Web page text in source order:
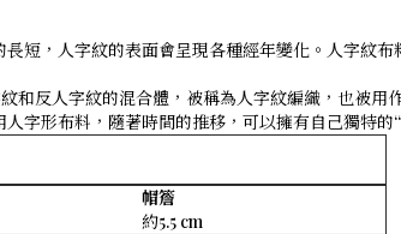
短，人字紋的表面會呈現各種經年變化。人字紋
反人字紋的混合體，被稱為人字紋編織，也被用
字形布料，隨著時間的推移，可以擁有自己獨特的
帽簷
約5.5 cm